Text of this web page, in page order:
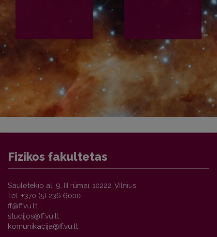
Fizikos fakultetas
Saulėtekio al. 9, III rūmai, 10222, Vilnius
Tel. +370 (5) 236 6000